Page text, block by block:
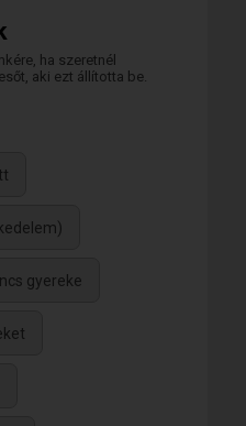
ha szeretnél
aki ezt állította be.
gyereke